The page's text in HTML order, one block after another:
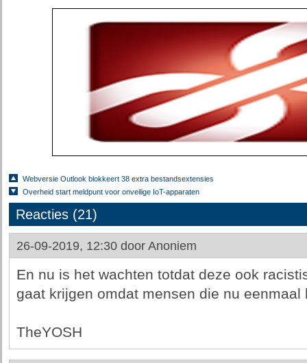
Webversie Outlook blokkeert 38 extra bestandsextensies
Overheid start meldpunt voor onveilige IoT-apparaten
Reacties (21)
26-09-2019, 12:30 door Anoniem
En nu is het wachten totdat deze ook
gaat krijgen omdat mensen die nu eenmaal
TheYOSH